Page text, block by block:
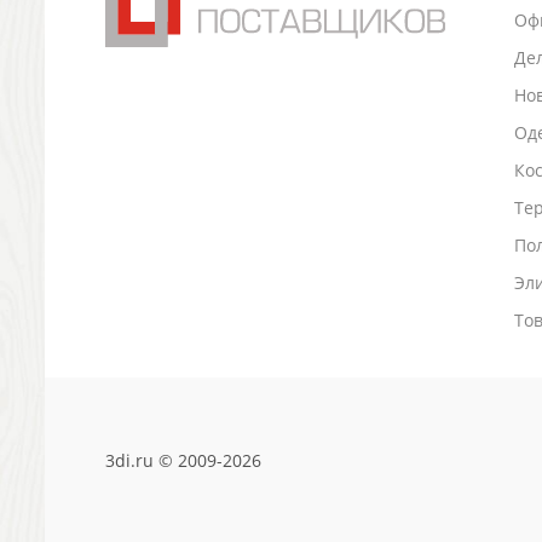
Антистрессы
Визитницы настольные
3di.ru © 2009-2026